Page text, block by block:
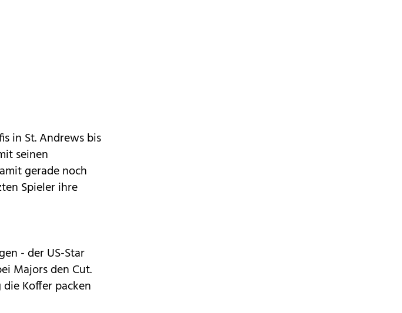
in St. Andrews bis
seinen
gerade noch
Spieler ihre
- der US-Star
Majors den Cut.
Koffer packen